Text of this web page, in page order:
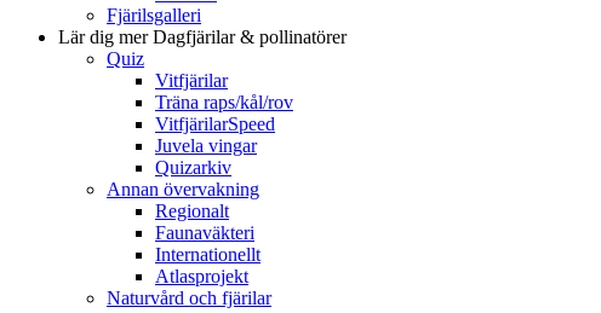
Fjärilsgalleri
Lär dig merDagfjärilar & pollinatörer
Quiz
Vitfjärilar
Träna raps/kål/rov
VitfjärilarSpeed
Juvela vingar
Quizarkiv
Annan övervakning
Regionalt
Faunaväkteri
Internationellt
Atlasprojekt
Naturvård och fjärilar